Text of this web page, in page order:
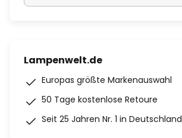
Lampenwelt.de
Europas größte Markenauswahl
50 Tage kostenlose Retoure
Seit 25 Jahren Nr. 1 in Deutschland